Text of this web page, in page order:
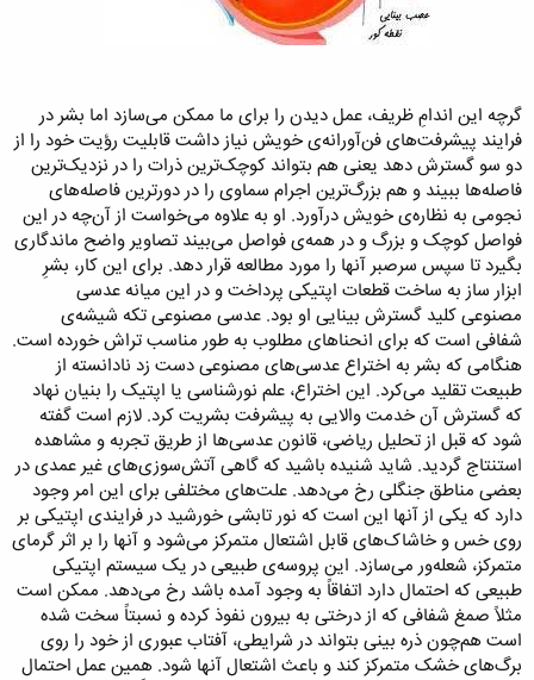
گرچه این اندامِ ظریف، عمل دیدن را برای ما ممکن می‌سازد اما بشر در
فرایند پیشرفت‌های فن‌آورانه‌ی خویش نیاز داشت قابلیت رؤیت خود را از
دو سو گسترش دهد یعنی هم بتواند کوچک‌ترین ذرات را در نزدیک‌ترین
فاصله‌ها ببیند و هم بزرگ‌ترین اجرام سماوی را در دورترین فاصله‌های
نجومی به نظاره‌ی خویش درآورد. او به علاوه می‌خواست از آن‌چه در این
فواصل کوچک و بزرگ و در همه‌ی فواصل می‌بیند تصاویر واضح ماندگاری
بگیرد تا سپس سرصبر آنها را مورد مطالعه قرار دهد. برای این کار، بشرِ
ابزار ساز به ساخت قطعات اپتیکی پرداخت و در این میانه عدسی
مصنوعی کلید گسترش بینایی او بود. عدسی مصنوعی تکه شیشه‌ی
شفافی است که برای انحناهای مطلوب به طور مناسب تراش خورده است.
هنگامی که بشر به اختراع عدسی‌های مصنوعی دست زد نادانسته از
طبیعت تقلید می‌کرد. این اختراع، علم نورشناسی یا اپتیک را بنیان نهاد
که گسترش آن خدمت والایی به پیشرفت بشریت کرد. لازم است گفته
شود که قبل از تحلیل ریاضی، قانون عدسی‌ها از طریق تجربه و مشاهده
استنتاج گردید. شاید شنیده باشید که گاهی آتش‌سوزی‌های غیر عمدی در
بعضی مناطق جنگلی رخ می‌دهد. علت‌های مختلفی برای این امر وجود
دارد که یکی از آنها این است که نور تابشی خورشید در فرایندی اپتیکی بر
روی خس و خاشاک‌های قابل اشتعال متمرکز می‌شود و آنها را بر اثر گرمای
متمرکز، شعله‌ور می‌سازد. این پروسه‌ی طبیعی در یک سیستم اپتیکی
طبیعی که احتمال دارد اتفاقاً به وجود آمده باشد رخ می‌دهد. ممکن است
مثلاً صمغ شفافی که از درختی به بیرون نفوذ کرده و نسبتاً سخت شده
است هم‌چون ذره بینی بتواند در شرایطی، آفتاب عبوری از خود را روی
برگ‌های خشک متمرکز کند و باعث اشتعال آنها شود. همین عمل احتمال